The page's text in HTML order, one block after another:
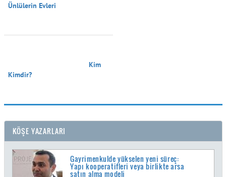
Ünlülerin Evleri
Kimdir?
KÖŞE YAZARLARI
Gayrimenkulde yükselen yeni süreç:
Yapı kooperatifleri veya birlikte arsa
satın alma modeli